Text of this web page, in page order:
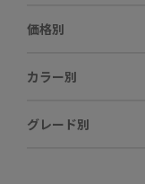
価格別
カラー別
グレード別